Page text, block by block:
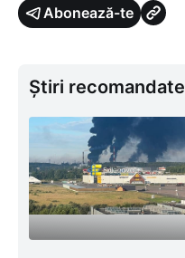
Abonează-te
Știri recomandate